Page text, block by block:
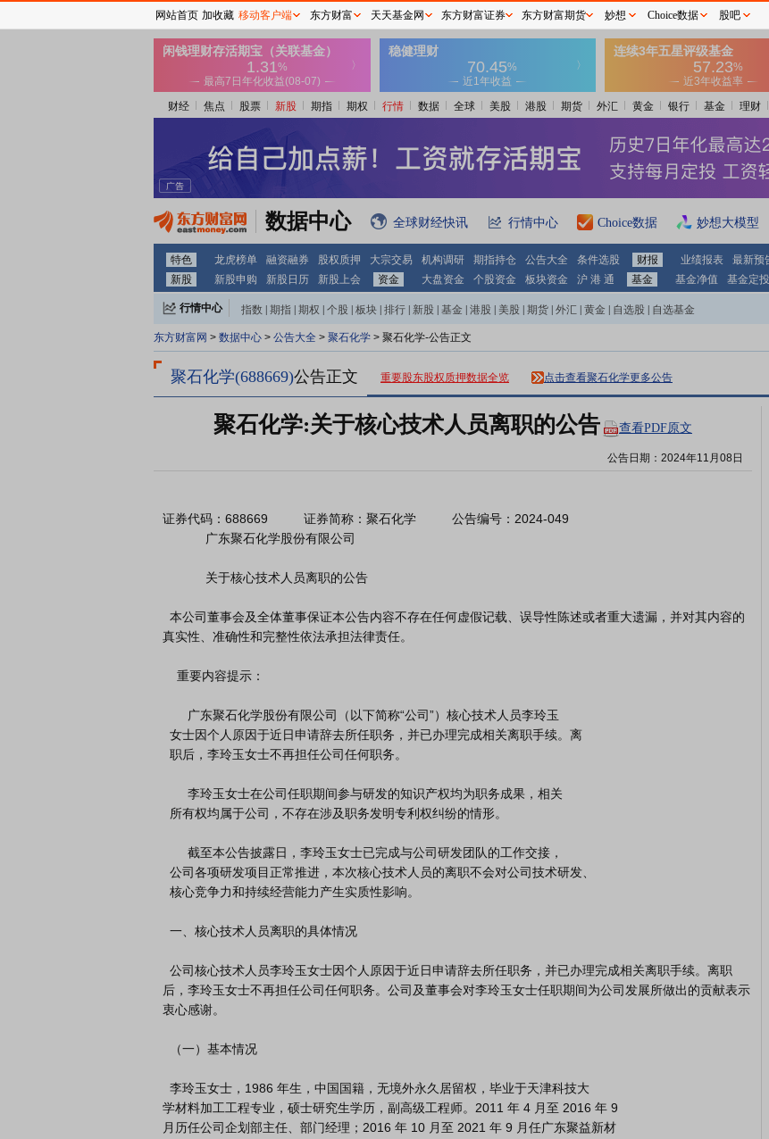
财经 焦点 股票 新股 期指 期权 行情 数据 全球 美股 港股 期货 外汇 黄金 银行 基金 理财
数据中心 全球财经快讯 行情中心 Choice数据 妙想大模型
特色 龙虎榜单 融资融券 股权质押 大宗交易 机构调研 期指持仓 公告大全 条件选股 财报 业绩报表 最新预
新股
新股申购 新股日历 新股上会 资金 大盘资金 个股资金 板块资金 沪 港 通 基金 基金净值 基金定投
行情中心 指数 期指 期权 个股 板块 排行 新股 基金 港股 美股 期货 外汇 黄金 自选股 自选基金
东方财富网 > 数据中心 > 公告大全 > 聚石化学 > 聚石化学-公告正文
聚石化学(688669)公告正文 重要股东股权质押数据全览 点击查看聚石化学更多公告
聚石化学:关于核心技术人员离职的公告 查看PDF原文
公告日期： 2024年11月08日
证券代码：688669          证券简称：聚石化学          公告编号：2024-049
真实性、准确性和完整性依法承担法律责任。
后，李玲玉女士不再担任公司任何职务。公司及董事会对李玲玉女士任职期间为公司发展所做出的贡献表示
衷心感谢。
学材料加工工程专业，硕士研究生学历，副高级工程师。2011 年 4 月至 2016 年 9
月历任公司企划部主任、部门经理；2016 年 10 月至 2021 年 9 月任广东聚益新材
网站首页 加收藏 移动客户端 东方财富 天天基金网 东方财富证券 东方财富期货 妙想 Choice数据 股吧